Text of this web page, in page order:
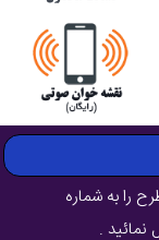
را به شماره
نمائید .